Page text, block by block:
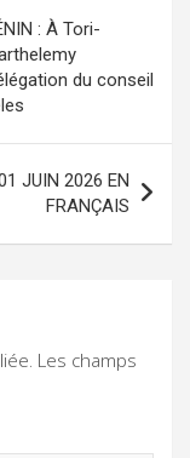
: À Tori-
du conseil
JUIN 2026 EN
FRANÇAIS
Les champs